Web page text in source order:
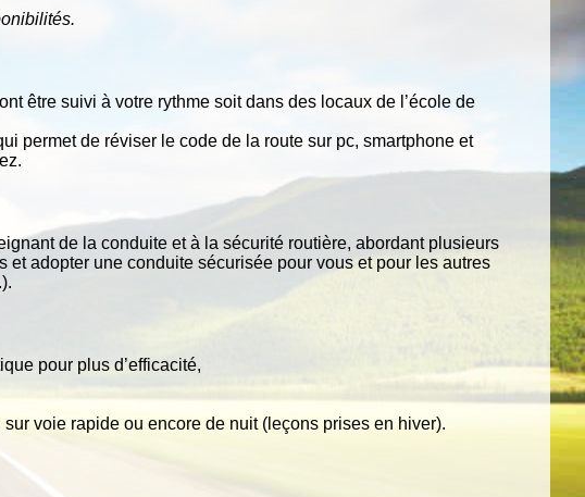
être suivi à votre rythme soit dans des locaux de l’école de
permet de réviser le code de la route sur pc, smartphone et
de la conduite et à la sécurité routière, abordant plusieurs
adopter une conduite sécurisée pour vous et pour les autres
pour plus d’efficacité,
voie rapide ou encore de nuit (leçons prises en hiver).